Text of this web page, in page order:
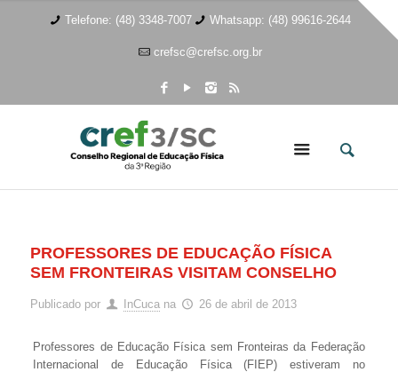
Telefone: (48) 3348-7007 Whatsapp: (48) 99616-2644
crefsc@crefsc.org.br
PROFESSORES DE EDUCAÇÃO FÍSICA
SEM FRONTEIRAS VISITAM CONSELHO
Publicado por InCuca na 26 de abril de 2013
Professores de Educação Física sem Fronteiras da Federação
Internacional de Educação Física (FIEP) estiveram no